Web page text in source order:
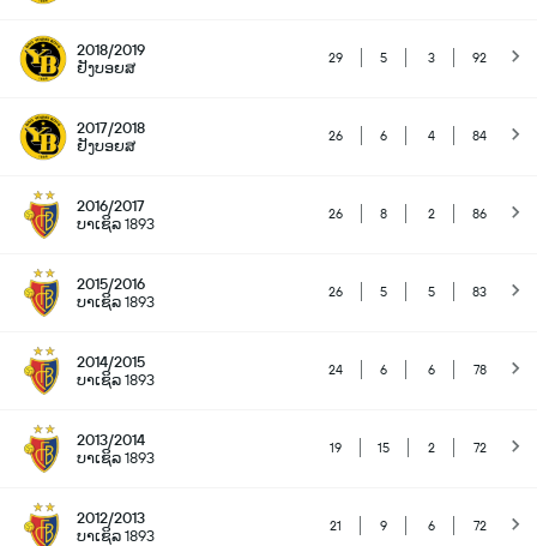
2018/2019
ຢັງບອຍສ
29 5 3 92
2017/2018
ຢັງບອຍສ
26 6 4 84
2016/2017
ບາເຊິລ 1893
26 8 2 86
2015/2016
ບາເຊິລ 1893
26 5 5 83
2014/2015
ບາເຊິລ 1893
24 6 6 78
2013/2014
ບາເຊິລ 1893
19 15 2 72
2012/2013
ບາເຊິລ 1893
21 9 6 72